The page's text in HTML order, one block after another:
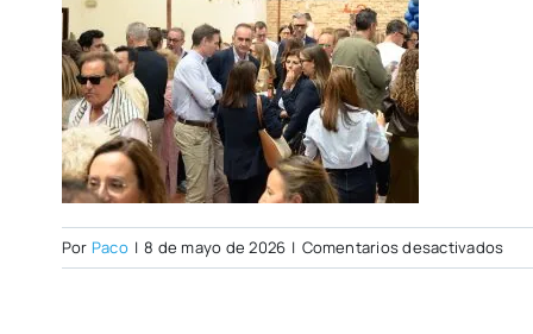
Por Paco | 8 de mayo de 2026 | Comentarios desactivadosen